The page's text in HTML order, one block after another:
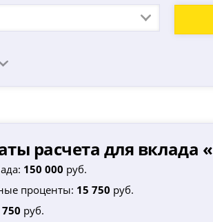
расчета для вклада «
150 000 руб.
проценты: 15 750 руб.
руб.